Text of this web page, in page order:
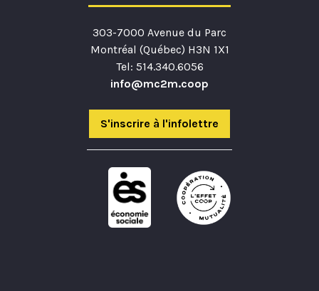
303-7000 Avenue du Parc
Montréal (Québec) H3N 1X1
Tel: 514.340.6056
info@mc2m.coop
S'inscrire à l'infolettre